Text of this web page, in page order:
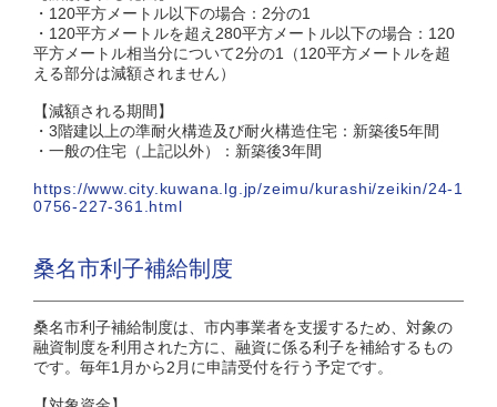
・120平方メートル以下の場合：2分の1
・120平方メートルを超え280平方メートル以下の場合：120
平方メートル相当分について2分の1（120平方メートルを超
える部分は減額されません）
【減額される期間】
・3階建以上の準耐火構造及び耐火構造住宅：新築後5年間
・一般の住宅（上記以外）：新築後3年間
https://www.city.kuwana.lg.jp/zeimu/kurashi/zeikin/24-1
0756-227-361.html
桑名市利子補給制度
桑名市利子補給制度は、市内事業者を支援するため、対象の
融資制度を利用された方に、融資に係る利子を補給するもの
です。毎年1月から2月に申請受付を行う予定です。